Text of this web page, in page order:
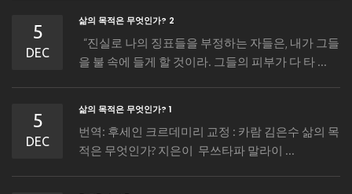
5
DEC
삶의 목적은 무엇인가? 2
“진실로 나의 징표들을 부정하는 자들은, 내가 그들
을 불 속에 들게 할 것이라. 그들의 피부가 다 타 ...
5
DEC
삶의 목적은 무엇인가? 1
번역: 후세인 크르데미리 교정 : 카람 김은수 삶의 목
적은 무엇인가? 지은이 무쓰타파 말라이 ...